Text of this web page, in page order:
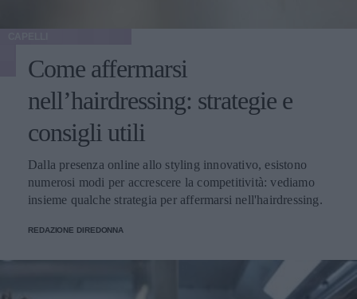
Come affermarsi
nell’hairdressing: strategie e
consigli utili
Dalla presenza online allo styling innovativo, esistono
numerosi modi per accrescere la competitività: vediamo
insieme qualche strategia per affermarsi nell'hairdressing.
REDAZIONE DIREDONNA